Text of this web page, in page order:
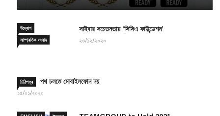
২৬/০৯/২০২৪
উদ্যোগ
সাইবার সচেতনতায় ‘সিসিএ ফাউন্ডেশন’
চিঠিপত্র পথ চলতে মোবাইলফোন নয়